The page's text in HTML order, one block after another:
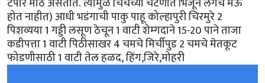
होत नाहीत) आधी भडंगाची पाकु पाहू कोल्हापुरी चिरमुरे 2
पिशव्यया 1 गड्डी लसूण ठेचून 1 वाटी शेम्गदाने 15-20 पाने ताजा
कडीपत्ता 1 वाटी पिठीसाखर 4 चमचे मिर्चीपुड 2 चमचे मेतकूट
फोडणीसाठी 1 वाटी तेल हळद, हिंग,जिरे,मोहरी